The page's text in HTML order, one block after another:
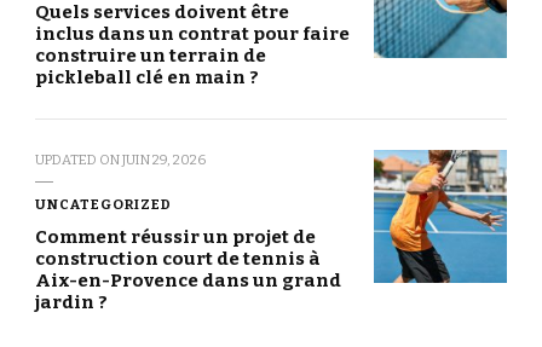
Quels services doivent être
inclus dans un contrat pour faire
construire un terrain de
pickleball clé en main ?
UPDATED ONJUIN 29, 2026
UNCATEGORIZED
Comment réussir un projet de
construction court de tennis à
Aix-en-Provence dans un grand
jardin ?